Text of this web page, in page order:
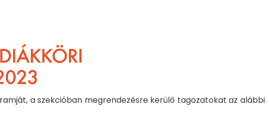
a szekcióban megrendezésre kerülő tagozatokat az alábbi